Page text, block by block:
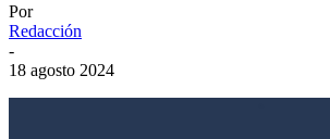
Por
Redacción
-
18 agosto 2024